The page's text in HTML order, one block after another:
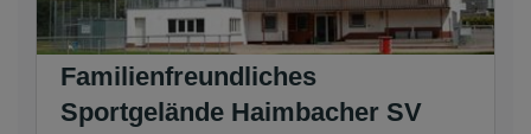
Familienfreundliches
Sportgelände Haimbacher SV